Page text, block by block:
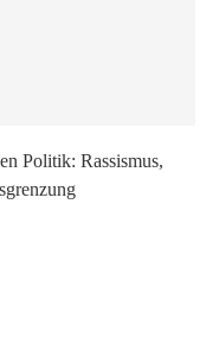
Politik: Rassismus,